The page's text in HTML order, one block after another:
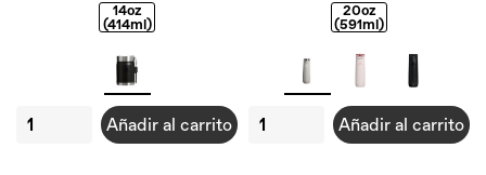
14oz
(414ml)
Añadir al carrito
20oz
(591ml)
Añadir al carrito